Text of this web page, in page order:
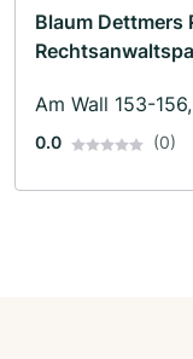
Blaum Dettmers
Am Wall 153-
0.0 (0)